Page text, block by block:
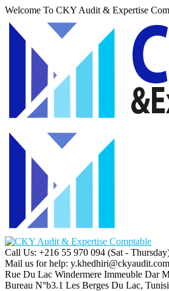
Welcome To CKY Audit & Expertise
Call Us: +216 55 970 094 (Sat -
Mail us for help: y.khedhiri@ckyaudit.com
Rue Du Lac Windermere Immeuble Dar
Bureau N°b3.1 Les Berges Du Lac,